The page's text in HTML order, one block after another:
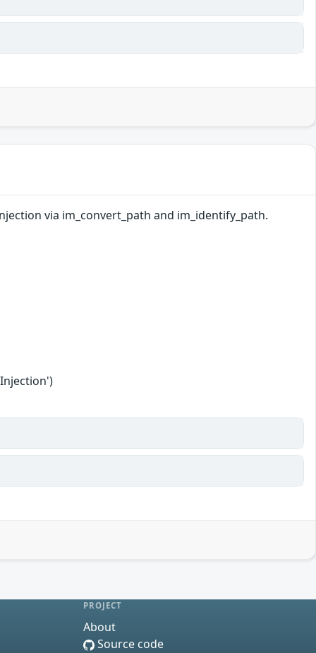
via im_convert_path and im_identify_path.
PROJECT
About
Source code